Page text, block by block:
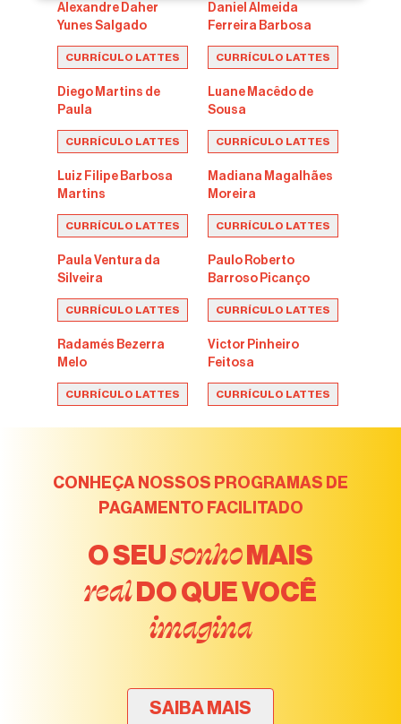
Alexandre Daher
Yunes Salgado
CURRÍCULO LATTES
Daniel Almeida
Ferreira Barbosa
CURRÍCULO LATTES
Diego Martins de
Paula
CURRÍCULO LATTES
Luane Macêdo de
Sousa
CURRÍCULO LATTES
Luiz Filipe Barbosa
Martins
CURRÍCULO LATTES
Madiana Magalhães
Moreira
CURRÍCULO LATTES
Paula Ventura da
Silveira
CURRÍCULO LATTES
Paulo Roberto
Barroso Picanço
CURRÍCULO LATTES
Radamés Bezerra
Melo
CURRÍCULO LATTES
Victor Pinheiro
Feitosa
CURRÍCULO LATTES
CONHEÇA NOSSOS PROGRAMAS DE
PAGAMENTO FACILITADO
O SEUsonho MAIS
real DO QUE VOCÊ
imagina
SAIBA MAIS